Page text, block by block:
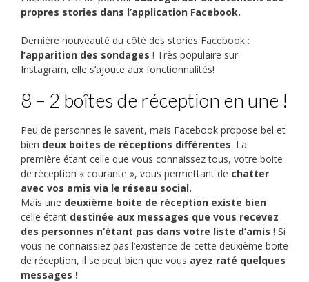
propres stories dans l’application Facebook.
Dernière nouveauté du côté des stories Facebook :
l’apparition des sondages ! Très populaire sur
Instagram, elle s’ajoute aux fonctionnalités!
8 – 2 boîtes de réception en une !
Peu de personnes le savent, mais Facebook propose bel et
bien deux boites de réceptions différentes. La
première étant celle que vous connaissez tous, votre boite
de réception « courante », vous permettant de chatter
avec vos amis via le réseau social.
Mais une deuxième boite de réception existe bien :
celle étant destinée aux messages que vous recevez
des personnes n’étant pas dans votre liste d’amis ! Si
vous ne connaissiez pas l’existence de cette deuxième boite
de réception, il se peut bien que vous ayez raté quelques
messages !